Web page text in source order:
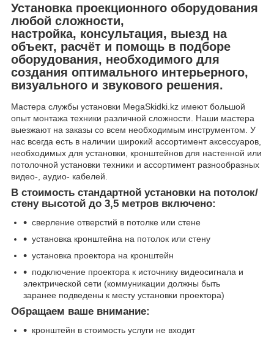
Установка проекционного оборудования
любой сложности,
настройка, консультация, выезд на
объект, расчёт и помощь в подборе
оборудования, необходимого для
создания оптимального интерьерного,
визуального и звукового решения.
Мастера службы установки MegaSkidki.kz имеют большой
опыт монтажа техники различной сложности. Наши мастера
выезжают на заказы со всем необходимым инструментом. У
нас всегда есть в наличии широкий ассортимент аксессуаров,
необходимых для установки, кронштейнов для настенной или
потолочной установки техники и ассортимент разнообразных
видео-, аудио- кабелей.
В стоимость стандартной установки на потолок/
стену высотой до 3,5 метров включено:
сверление отверстий в потолке или стене
установка кронштейна на потолок или стену
установка проектора на кронштейн
подключение проектора к источнику видеосигнала и
электрической сети (коммуникации должны быть
заранее подведены к месту установки проектора)
Обращаем ваше внимание:
кронштейн в стоимость услуги не входит